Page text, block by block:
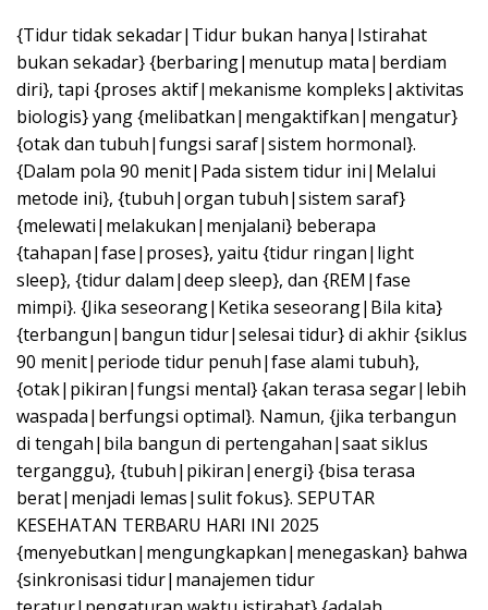
{Tidur tidak sekadar|Tidur bukan hanya|Istirahat
bukan sekadar} {berbaring|menutup mata|berdiam
diri}, tapi {proses aktif|mekanisme kompleks|aktivitas
biologis} yang {melibatkan|mengaktifkan|mengatur}
{otak dan tubuh|fungsi saraf|sistem hormonal}.
{Dalam pola 90 menit|Pada sistem tidur ini|Melalui
metode ini}, {tubuh|organ tubuh|sistem saraf}
{melewati|melakukan|menjalani} beberapa
{tahapan|fase|proses}, yaitu {tidur ringan|light
sleep}, {tidur dalam|deep sleep}, dan {REM|fase
mimpi}. {Jika seseorang|Ketika seseorang|Bila kita}
{terbangun|bangun tidur|selesai tidur} di akhir {siklus
90 menit|periode tidur penuh|fase alami tubuh},
{otak|pikiran|fungsi mental} {akan terasa segar|lebih
waspada|berfungsi optimal}. Namun, {jika terbangun
di tengah|bila bangun di pertengahan|saat siklus
terganggu}, {tubuh|pikiran|energi} {bisa terasa
berat|menjadi lemas|sulit fokus}. SEPUTAR
KESEHATAN TERBARU HARI INI 2025
{menyebutkan|mengungkapkan|menegaskan} bahwa
{sinkronisasi tidur|manajemen tidur